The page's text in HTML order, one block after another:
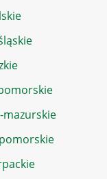
mazurskie